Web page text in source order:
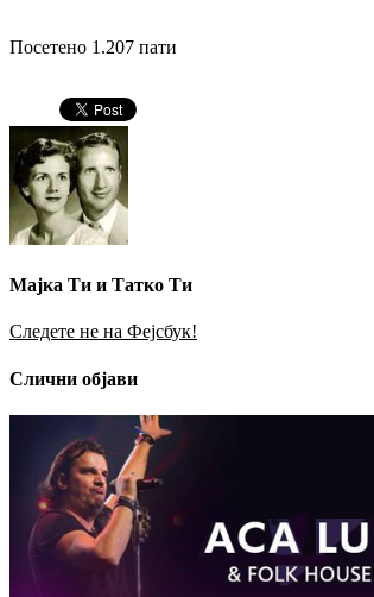
Посетено 1.207 пати
Мајка Ти и Татко Ти
Следете не на Фејсбук!
Слични објави